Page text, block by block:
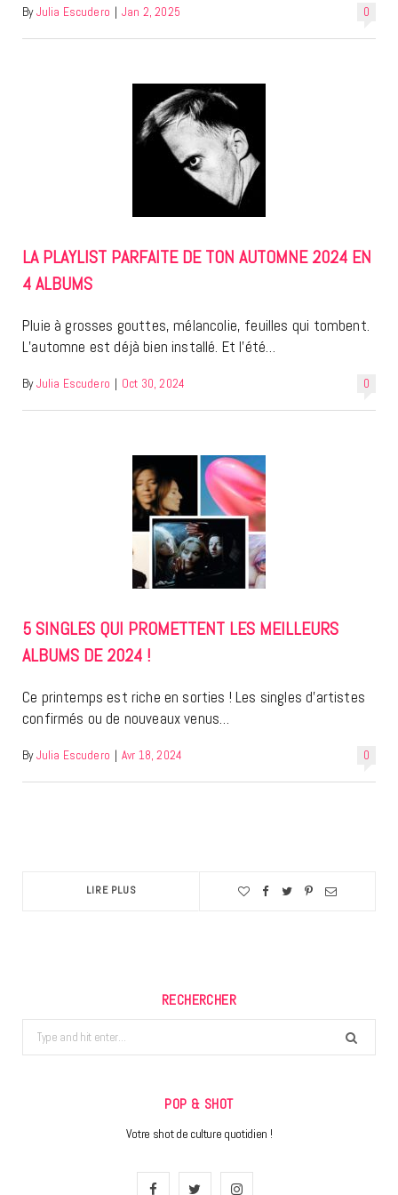
0
By Julia Escudero | Jan 2, 2025
LA PLAYLIST PARFAITE DE TON AUTOMNE 2024 EN
4 ALBUMS
Pluie à grosses gouttes, mélancolie, feuilles qui tombent.
L’automne est déjà bien installé. Et l’été…
0
By Julia Escudero | Oct 30, 2024
5 SINGLES QUI PROMETTENT LES MEILLEURS
ALBUMS DE 2024 !
Ce printemps est riche en sorties ! Les singles d’artistes
confirmés ou de nouveaux venus…
0
By Julia Escudero | Avr 18, 2024
LIRE PLUS
RECHERCHER
Search
for:
POP & SHOT
Votre shot de culture quotidien !
F
I